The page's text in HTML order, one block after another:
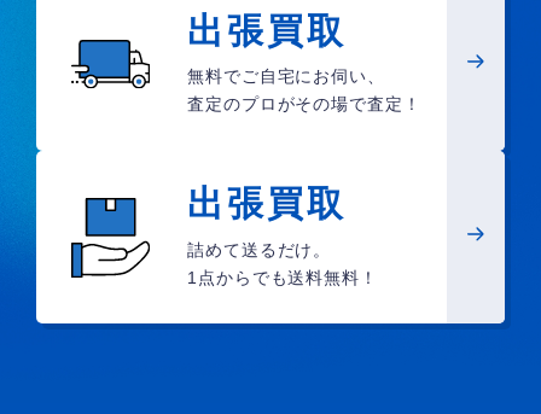
出張買取
無料でご自宅にお伺い、
査定のプロがその場で査定！
出張買取
詰めて送るだけ。
1点からでも送料無料！